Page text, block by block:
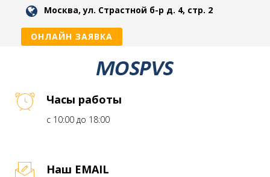
Москва, ул. Страстной б-р д. 4, стр. 2
ОНЛАЙН ЗАЯВКА
Часы работы
с 10:00 до 18:00
Наш EMAIL